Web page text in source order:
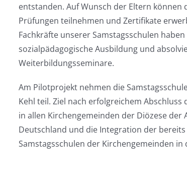
entstanden. Auf Wunsch der Eltern können
Prüfungen teilnehmen und Zertifikate
Fachkräfte unserer Samstagsschulen
sozialpädagogische Ausbildung und
Weiterbildungsseminare.
Am Pilotprojekt nehmen die
Kehl teil. Ziel nach erfolgreichem
in allen Kirchengemeinden der Diözese der
Deutschland und die Integration der
Samstagsschulen der Kirchengemeinden in